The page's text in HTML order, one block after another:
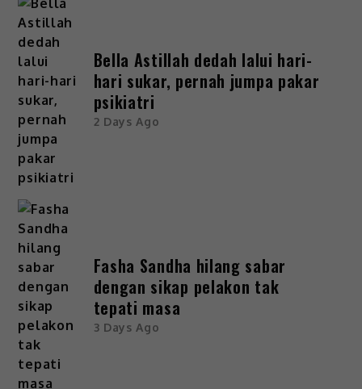
Bella Astillah dedah lalui hari-
hari sukar, pernah jumpa pakar
psikiatri
2 Days Ago
Fasha Sandha hilang sabar
dengan sikap pelakon tak
tepati masa
3 Days Ago